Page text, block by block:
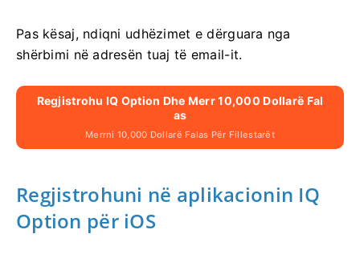
Pas kësaj, ndiqni udhëzimet e dërguara nga
shërbimi në adresën tuaj të email-it.
Regjistrohu IQ Option Dhe Merr 10,000 Dollarë Fal
As
Merrni 10,000 Dollarë Falas Për Fillestarët
Regjistrohuni në aplikacionin IQ
Option për iOS